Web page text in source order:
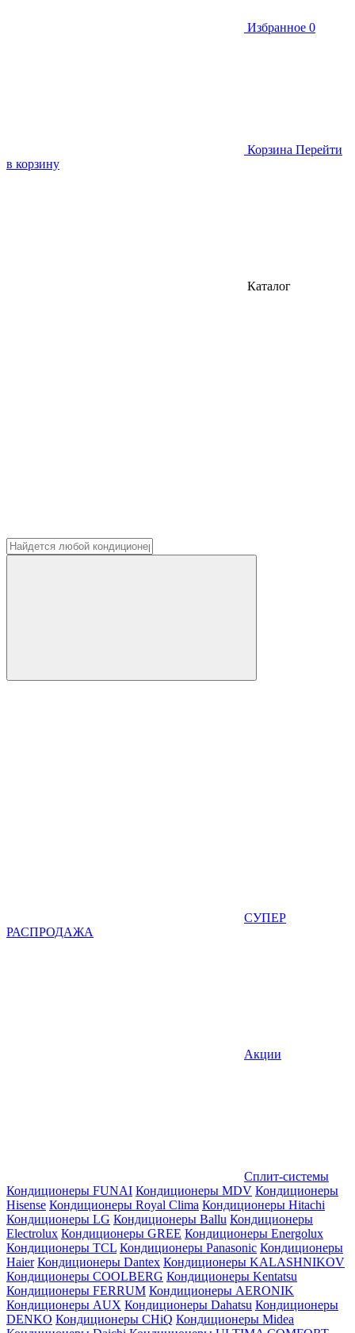
Избранное 0
Корзина Перейти
в корзину
Каталог
СУПЕР
РАСПРОДАЖА
Акции
Сплит-системы
Кондиционеры FUNAI Кондиционеры MDV Кондиционеры
Hisense Кондиционеры Royal Clima Кондиционеры Hitachi
Кондиционеры LG Кондиционеры Ballu Кондиционеры
Electrolux Кондиционеры GREE Кондиционеры Energolux
Кондиционеры TCL Кондиционеры Panasonic Кондиционеры
Haier Кондиционеры Dantex Кондиционеры KALASHNIKOV
Кондиционеры СOOLBERG Кондиционеры Kentatsu
Кондиционеры FERRUM Кондиционеры AERONIK
Кондиционеры AUX Кондиционеры Dahatsu Кондиционеры
DENKO Кондиционеры CHiQ Кондиционеры Midea